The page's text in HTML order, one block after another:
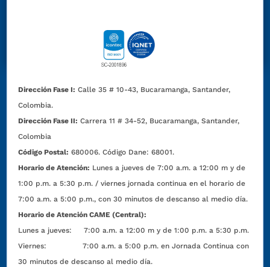
Dirección Fase I: Calle 35 # 10-43, Bucaramanga, Santander,
Colombia.
Dirección Fase II: Carrera 11 # 34-52, Bucaramanga, Santander,
Colombia
Código Postal: 680006. Código Dane: 68001.
Horario de Atención: Lunes a jueves de 7:00 a.m. a 12:00 m y de
1:00 p.m. a 5:30 p.m. / viernes jornada continua en el horario de
7:00 a.m. a 5:00 p.m., con 30 minutos de descanso al medio día.
Horario de Atención CAME (Central):
Lunes a jueves: 7:00 a.m. a 12:00 m y de 1:00 p.m. a 5:30 p.m.
Viernes: 7:00 a.m. a 5:00 p.m. en Jornada Continua con
30 minutos de descanso al medio día.